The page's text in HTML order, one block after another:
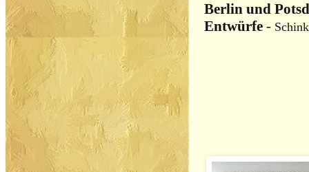
Berlin und
Entwürfe -